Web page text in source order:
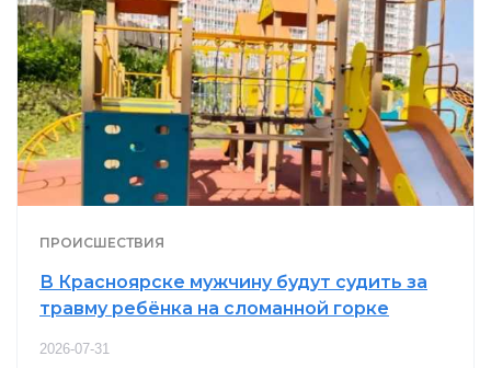
ПРОИСШЕСТВИЯ
В Красноярске мужчину будут судить за
травму ребёнка на сломанной горке
2026-07-31